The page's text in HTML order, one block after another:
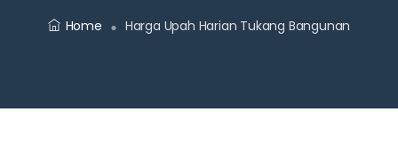
Home Harga Upah Harian Tukang Bangunan